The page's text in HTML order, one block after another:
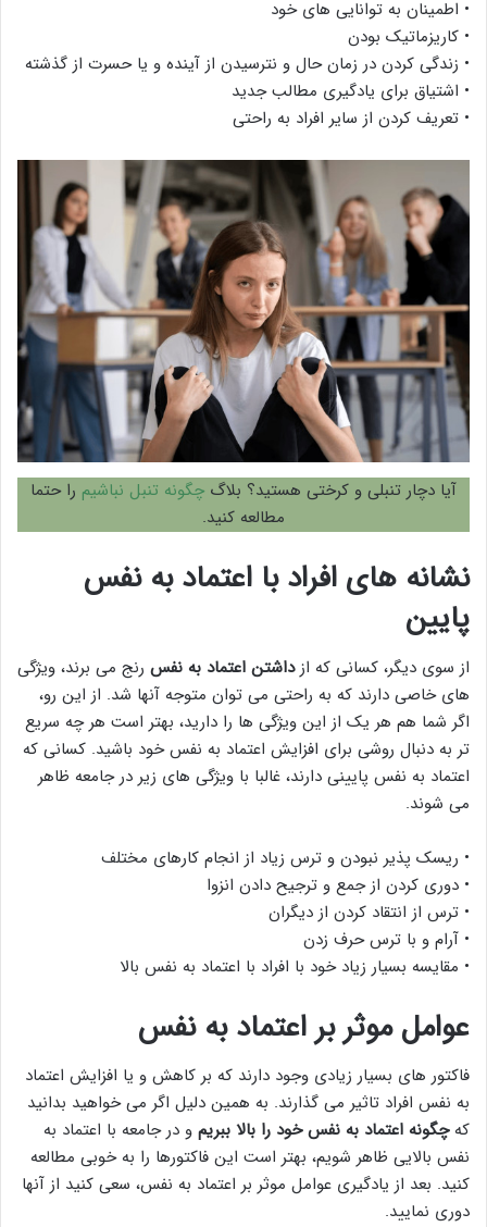
• اطمینان به توانایی های خود
• کاریزماتیک بودن
• زندگی کردن در زمان حال و نترسیدن از آینده و یا حسرت از گذشته
• اشتیاق برای یادگیری مطالب جدید
• تعریف کردن از سایر افراد به راحتی
آیا دچار تنبلی و کرختی هستید؟ بلاگ چگونه تنبل نباشیم را حتما
مطالعه کنید.
نشانه های افراد با اعتماد به نفس
پایین
از سوی دیگر، کسانی که ازداشتن اعتماد به نفس رنج می برند، ویژگی
های خاصی دارند که به راحتی می توان متوجه آنها شد. از این رو،
اگر شما هم هر یک از این ویژگی ها را دارید، بهتر است هر چه سریع
تر به دنبال روشی برای افزایش اعتماد به نفس خود باشید. کسانی که
اعتماد به نفس پایینی دارند، غالبا با ویژگی های زیر در جامعه ظاهر
می شوند.
• ریسک پذیر نبودن و ترس زیاد از انجام کارهای مختلف
• دوری کردن از جمع و ترجیح دادن انزوا
• ترس از انتقاد کردن از دیگران
• آرام و با ترس حرف زدن
• مقایسه بسیار زیاد خود با افراد با اعتماد به نفس بالا
عوامل موثر بر اعتماد به نفس
فاکتور های بسیار زیادی وجود دارند که بر کاهش و یا افزایش اعتماد
به نفس افراد تاثیر می گذارند. به همین دلیل اگر می خواهید بدانید
کهچگونه اعتماد به نفس خود را بالا ببریم و در جامعه با اعتماد به
نفس بالایی ظاهر شویم، بهتر است این فاکتورها را به خوبی مطالعه
کنید. بعد از یادگیری عوامل موثر بر اعتماد به نفس، سعی کنید از آنها
دوری نمایید.